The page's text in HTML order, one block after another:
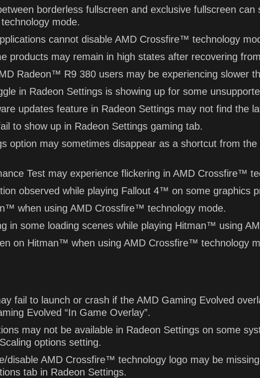
borderless fullscreen and exclusive fullscreen
mode.
cannot disable AMD Crossfire™ technology
products may remain in high states after recovering
Radeon™ R9 380 users may be experiencing slower
in Radeon Settings is showing up for some
updates feature in Radeon Settings may not find the
to show up in Radeon Settings gaming tab.
option may sometimes disappear as a shortcut from
Test may experience flickering in AMD Crossfire™
observed while playing Fallout 4™ on some graphics
when using AMD Crossfire™ technology mode.
in some loading scenes while playing Hitman™ using
on Hitman™ when using AMD Crossfire™ technology
fail to launch or crash if the AMD Gaming Evolved
Evolved “In Game Overlay”.
may not be available in Radeon Settings on some
options setting.
disable AMD Crossfire™ technology logo may be
tab in Radeon Settings.